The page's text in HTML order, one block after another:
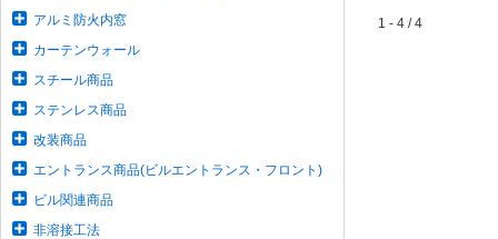
アルミ防火内窓
カーテンウォール
スチール商品
ステンレス商品
改装商品
エントランス商品(ビルエントランス・フロント)
ビル関連商品
非溶接工法
1 - 4 / 4